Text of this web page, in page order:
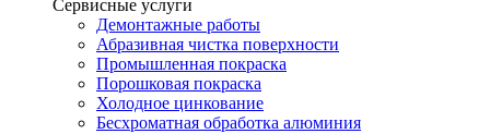
Сервисные услуги
Демонтажные работы
Абразивная чистка поверхности
Промышленная покраска
Порошковая покраска
Холодное цинкование
Бесхроматная обработка алюминия